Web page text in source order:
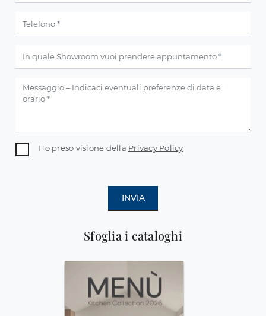
Sfoglia i cataloghi
Ho preso visione della Privacy Policy
INVIA